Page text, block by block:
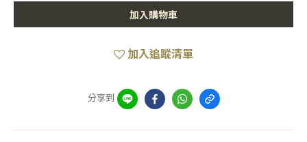
加入購物車
加入追蹤清單
分享到